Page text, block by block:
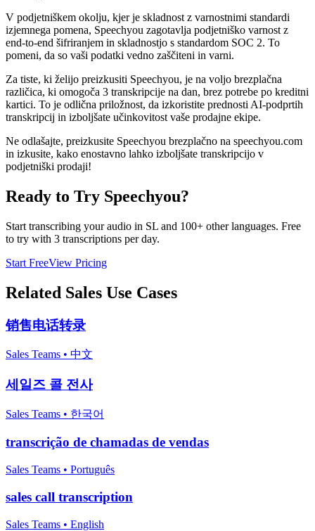
V podjetniškem okolju, kjer je skladnost z varnostnimi standardi
izjemnega pomena, Speechyou zagotavlja podjetniško varnost z
end-to-end šifriranjem in skladnostjo s standardom SOC 2. To
pomeni, da so vaši podatki vedno zaščiteni in varni.
Za tiste, ki želijo preizkusiti Speechyou, je na voljo brezplačna
različica, ki omogoča 3 transkripcije na dan, brez potrebe po kreditni
kartici. To je odlična priložnost, da izkoristite prednosti AI-podprtih
transkripcij in izboljšate učinkovitost vaše prodajne ekipe.
Ne odlašajte, preizkusite Speechyou brezplačno na speechyou.com
in izkusite, kako enostavno lahko izboljšate transkripcijo v
podjetniški prodaji!
Ready to Try Speechyou?
Start transcribing your audio in SL and 100+ other languages. Free
to try with 3 transcriptions per day.
Start FreeView Pricing
Related Sales Use Cases
销售电话转录
Sales Teams • 中文
세일즈 콜 전사
Sales Teams • 한국어
transcrição de chamadas de vendas
Sales Teams • Português
sales call transcription
Sales Teams • English